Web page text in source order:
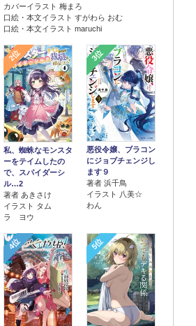
カバーイラスト 梅まろ
口絵・本文イラスト すがわら おむ
口絵・本文イラスト maruchi
2位
私、蜘蛛なモンスタ
ーをテイムしたの
で、スパイダーシ
ル…2
著者 あきさけ
イラスト タム
ラ ヨウ
3位
悪役令嬢、ブラコン
にジョブチェンジし
ます９
著者 浜千鳥
イラスト 八美☆
わん
4位 5位